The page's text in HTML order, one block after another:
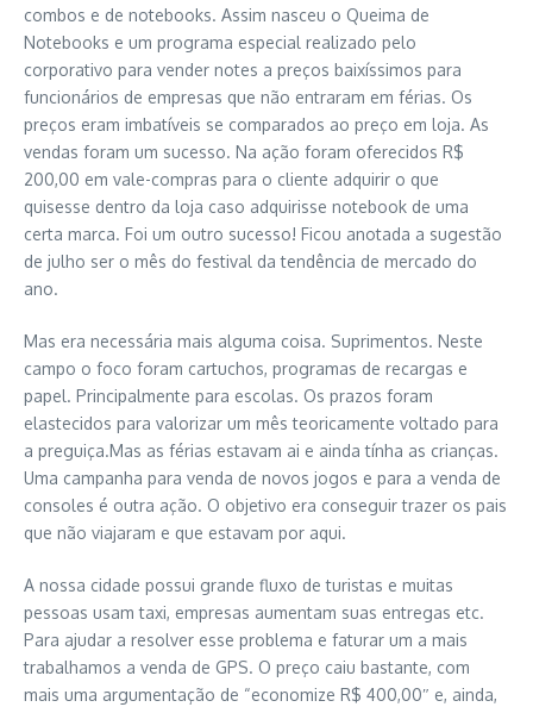
combos e de notebooks. Assim nasceu o Queima de
Notebooks e um programa especial realizado pelo
corporativo para vender notes a preços baixíssimos para
funcionários de empresas que não entraram em férias. Os
preços eram imbatíveis se comparados ao preço em loja. As
vendas foram um sucesso. Na ação foram oferecidos R$
200,00 em vale-compras para o cliente adquirir o que
quisesse dentro da loja caso adquirisse notebook de uma
certa marca. Foi um outro sucesso! Ficou anotada a sugestão
de julho ser o mês do festival da tendência de mercado do
ano.
Mas era necessária mais alguma coisa. Suprimentos. Neste
campo o foco foram cartuchos, programas de recargas e
papel. Principalmente para escolas. Os prazos foram
elastecidos para valorizar um mês teoricamente voltado para
a preguiça.Mas as férias estavam ai e ainda tínha as crianças.
Uma campanha para venda de novos jogos e para a venda de
consoles é outra ação. O objetivo era conseguir trazer os pais
que não viajaram e que estavam por aqui.
A nossa cidade possui grande fluxo de turistas e muitas
pessoas usam taxi, empresas aumentam suas entregas etc.
Para ajudar a resolver esse problema e faturar um a mais
trabalhamos a venda de GPS. O preço caiu bastante, com
mais uma argumentação de “economize R$ 400,00″ e, ainda,